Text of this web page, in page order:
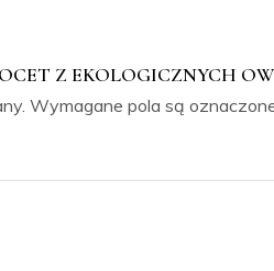
Z EKOLOGICZNYCH
Wymagane pola są